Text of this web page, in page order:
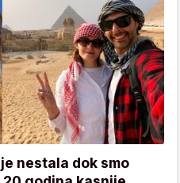
nestala dok smo